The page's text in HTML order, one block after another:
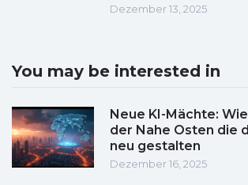
Dezember 13, 2025
You may be interested in
Neue KI-Mächte:
der Nahe Osten die
neu gestalten
Dezember 16, 2025